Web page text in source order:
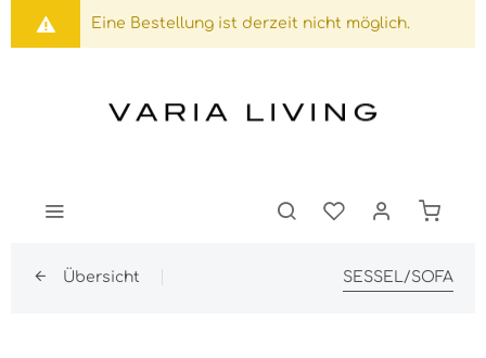
Eine Bestellung ist derzeit nicht möglich.
Übersicht SESSEL/SOFA